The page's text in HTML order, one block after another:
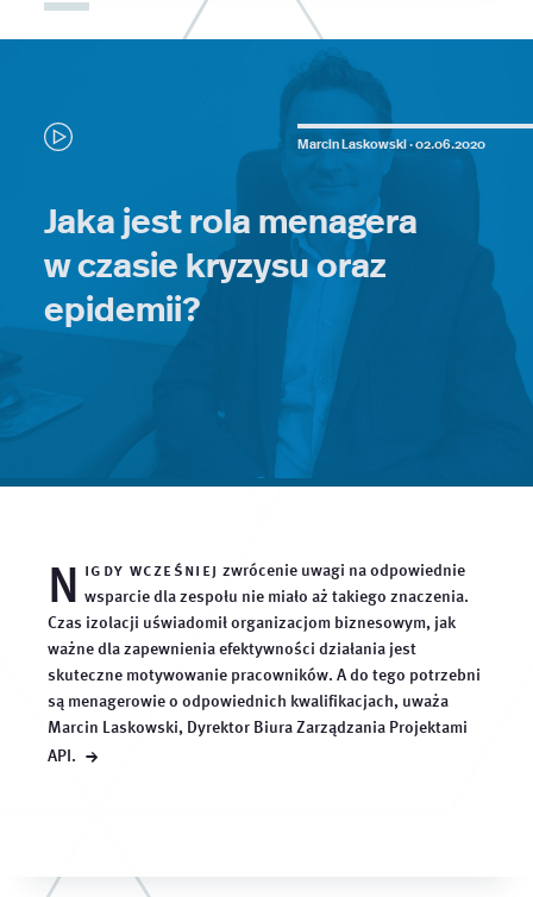
Marcin Laskowski ·02.06.2020
Jaka jest rola menagera
w czasie kryzysu oraz
epidemii?
N igdy wcześniej zwrócenie uwagi na odpowiednie
wsparcie dla zespołu nie miało aż takiego znaczenia.
Czas izolacji uświadomił organizacjom biznesowym, jak
ważne dla zapewnienia efektywności działania jest
skuteczne motywowanie pracowników. A do tego potrzebni
są menagerowie o odpowiednich kwalifikacjach, uważa
Marcin Laskowski, Dyrektor Biura Zarządzania Projektami
API. →